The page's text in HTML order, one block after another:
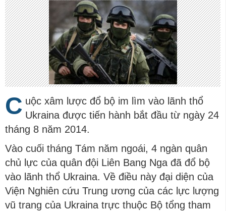
C uộc xâm lược đổ bộ im lìm vào lãnh thổ
Ukraina được tiến hành bắt đầu từ ngày 24
tháng 8 năm 2014.
Vào cuối tháng Tám năm ngoái, 4 ngàn quân
chủ lực của quân đội Liên Bang Nga đã đổ bộ
vào lãnh thổ Ukraina. Về điều này đại diện của
Viện Nghiên cứu Trung ương của các lực lượng
vũ trang của Ukraina trực thuộc Bộ tổng tham